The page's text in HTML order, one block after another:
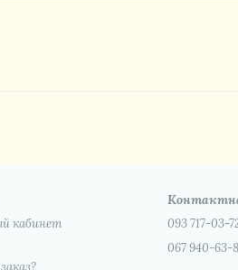
кабинет
093 717-03-
067 940-63-